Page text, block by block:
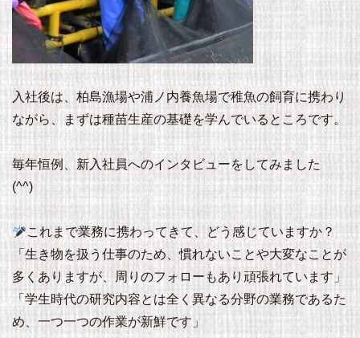
入社後は、柏島漁場や浦ノ内養魚場で稚魚の飼育に携わり
ながら、まずは種苗生産の基礎を学んでいるところです。
毎年恒例、新入社員へのインタビューをしてみました
(^^)
これまで業務に携わってきて、どう感じていますか？
「生き物を扱う仕事のため、慣れないことや大変なことが
多くありますが、周りのフォローもあり頑張れています」
「学生時代の研究内容とは全く異なる分野の業務であるた
め、一つ一つの作業が新鮮です」